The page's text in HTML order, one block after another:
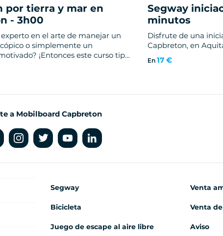
por tierra y mar en
- 3h00
en el arte de manejar un
o simplemente un
¡Entonces este curso tipo
para ti!
Segway
minutos
Disfrute de una
Capbreton, en
En17 €
a Mobilboard Capbreton
Segway
Bicicleta
Juego de escape al aire libre
Venta
Venta
Aviso